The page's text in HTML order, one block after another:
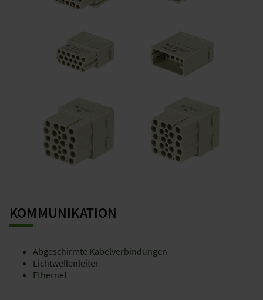
KOMMUNIKATION
Abgeschirmte Kabelverbindungen
Lichtwellenleiter
Ethernet